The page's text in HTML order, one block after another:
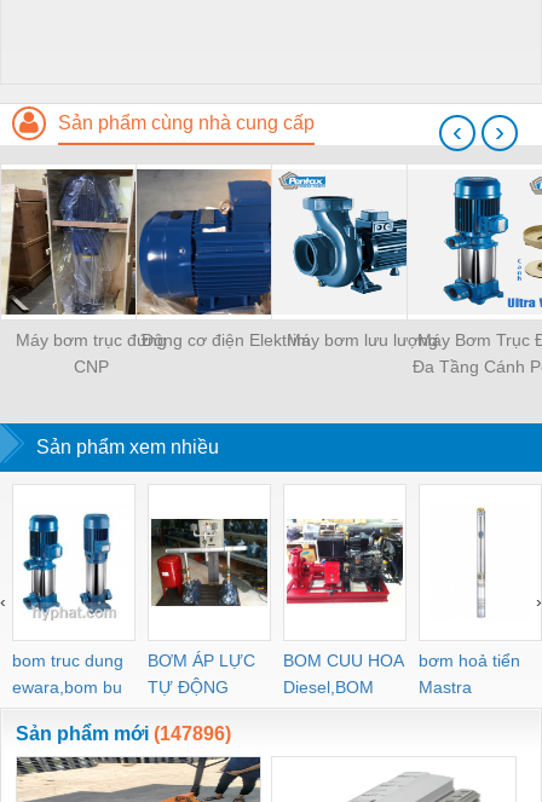
Sản phẩm cùng nhà cung cấp
Máy bơm trục đứng
CNP
Động cơ điện ElektrimMáy bơm lưu lượngMáy Bơm Trục
Đa Tầng Cánh
1,5KW
‹ ›
Sản phẩm xem nhiều
bom truc dung
ewara,bom bu
ewara
BƠM ÁP LỰC
TỰ ĐỘNG
BOM CUU HOA
Diesel,BOM
CHUA CHAY
bơm hoả tiển
Mastra
‹ ›
Sản phẩm mới (147896)